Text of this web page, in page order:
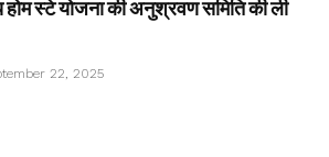
होम स्टे योजना की अनुश्रवण समिति की ली
22, 2025